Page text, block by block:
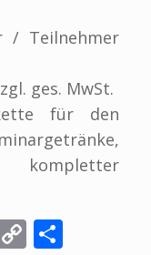
/ Teilnehmer
ges. MwSt.
für den
C